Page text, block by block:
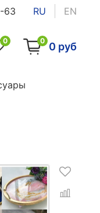
63 RU EN
0 0 0 руб